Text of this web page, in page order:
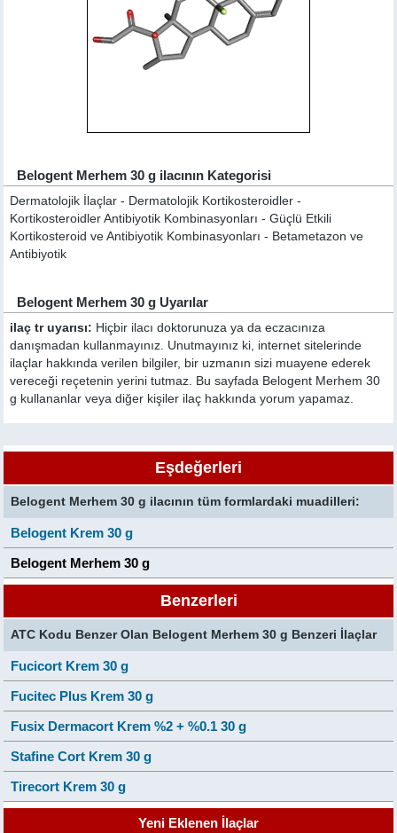
Belogent Merhem 30 g ilacının Kategorisi
Dermatolojik İlaçlar - Dermatolojik Kortikosteroidler -
Kortikosteroidler Antibiyotik Kombinasyonları - Güçlü Etkili
Kortikosteroid ve Antibiyotik Kombinasyonları - Betametazon ve
Antibiyotik
Belogent Merhem 30 g Uyarılar
ilaç tr uyarısı: Hiçbir ilacı doktorunuza ya da eczacınıza
danışmadan kullanmayınız. Unutmayınız ki, internet sitelerinde
ilaçlar hakkında verilen bilgiler, bir uzmanın sizi muayene ederek
vereceği reçetenin yerini tutmaz. Bu sayfada Belogent Merhem 30
g kullananlar veya diğer kişiler ilaç hakkında yorum yapamaz.
Eşdeğerleri
Belogent Merhem 30 g ilacının tüm formlardaki muadilleri:
Belogent Krem 30 g
Belogent Merhem 30 g
Benzerleri
ATC Kodu Benzer Olan Belogent Merhem 30 g Benzeri İlaçlar
Fucicort Krem 30 g
Fucitec Plus Krem 30 g
Fusix Dermacort Krem %2 + %0.1 30 g
Stafine Cort Krem 30 g
Tirecort Krem 30 g
Yeni Eklenen İlaçlar